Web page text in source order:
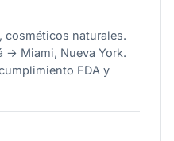
cosméticos naturales.
→ Miami, Nueva York.
FDA y